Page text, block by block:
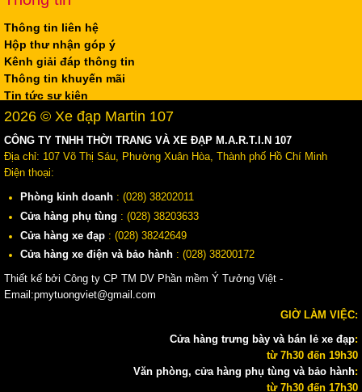
Thông tin liên hệ
Hộp thư nhận góp ý
Kênh giải đáp thông tin
Thông tin khuyến mãi
Tin tức sự kiện
2026 © Xe đạp Martin 107
CÔNG TY TNHH THỜI TRANG VÀ XE ĐẠP M.A.R.T.I.N 107
Địa chỉ: 107 Võ Thị Sáu, Phường Xuân Hòa, Thành phố Hồ Chí Minh
Điện thoại:
Phòng kinh doanh : (028) 38202011
Cửa hàng phụ tùng : (028) 38203633
Cửa hàng xe đạp : (028) 38242649
Cửa hàng xe điện và bảo hành : (028) 38200172
Thiết kế bởi Công ty CP TM DV Phần mềm Ý Tưởng Việt -
Email:pmytuongviet@gmail.com
GIỜ LÀM VIỆC:
Cửa hàng trưng bày và bán lẻ xe đạp:
từ 7h30 đến 19h30
Văn phòng, cửa hàng phụ tùng và bảo hành:
từ 7h30 đến 17h30